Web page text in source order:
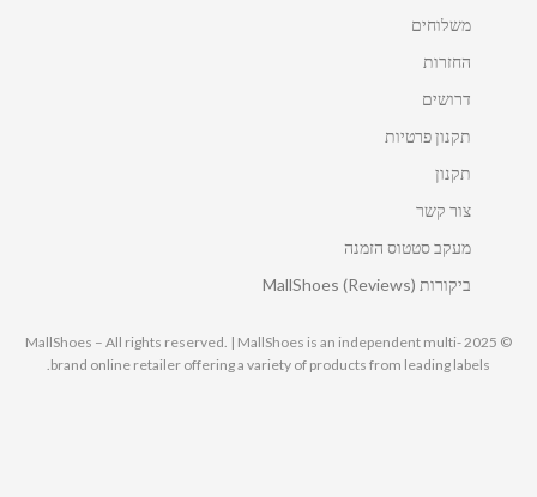
משלוחים
החזרות
דרושים
תקנון פרטיות
תקנון
צור קשר
מעקב סטטוס הזמנה
ביקורות MallShoes (Reviews)
© 2025 MallShoes – All rights reserved. | MallShoes is an independent multi-
brand online retailer offering a variety of products from leading labels.